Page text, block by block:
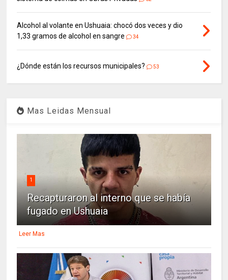
Alcohol al volante en Ushuaia: chocó dos veces y dio
1,33 gramos de alcohol en sangre
34
¿Dónde están los recursos municipales? 53
Mas Leidas Mensual
1
Recapturaron al interno que se había
fugado en Ushuaia
Leer Mas